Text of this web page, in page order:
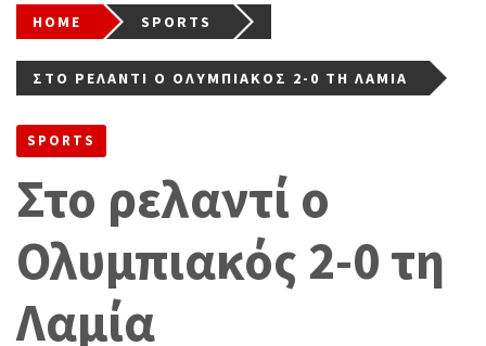
HOME SPORTS
ΣΤΟ ΡΕΛΑΝΤΊ Ο ΟΛΥΜΠΙΑΚΌΣ 2-0 ΤΗ ΛΑΜΊΑ
SPORTS
Στο ρελαντί ο
Ολυμπιακός 2-0 τη
Λαμία